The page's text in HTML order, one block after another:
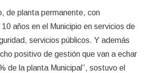
de planta permanente, con
años en el Municipio en servicios de
servicios públicos. Y además
positivo de gestión que van a echar
de la planta Municipal”, sostuvo el